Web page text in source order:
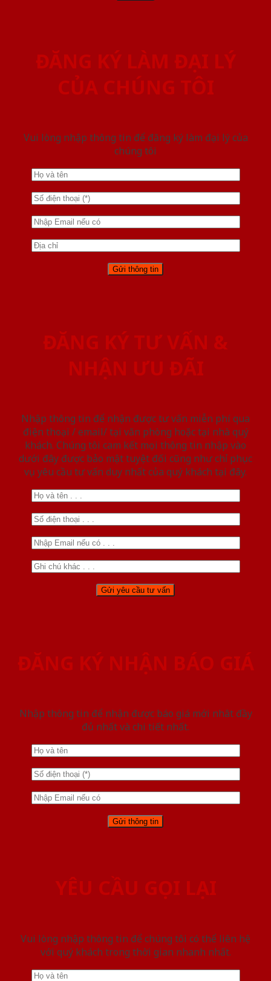
ĐĂNG KÝ LÀM ĐẠI LÝ
CỦA CHÚNG TÔI
Vui lòng nhập thông tin để đăng ký làm đại lý của
chúng tôi
ĐĂNG KÝ TƯ VẤN &
NHẬN ƯU ĐÃI
Nhập thông tin để nhận được tư vấn miễn phí qua
điện thoại / email/ tại văn phòng hoặc tại nhà quý
khách. Chúng tôi cam kết mọi thông tin nhập vào
dưới đây được bảo mật tuyệt đối cũng như chỉ phục
vụ yêu cầu tư vấn duy nhất của quý khách tại đây.
ĐĂNG KÝ NHẬN BÁO GIÁ
Nhập thông tin để nhận được báo giá mới nhât đầy
đủ nhất và chi tiết nhất.
YÊU CẦU GỌI LẠI
Vui lòng nhập thông tin để chúng tôi có thể liên hệ
với quý khách trong thời gian nhanh nhất.